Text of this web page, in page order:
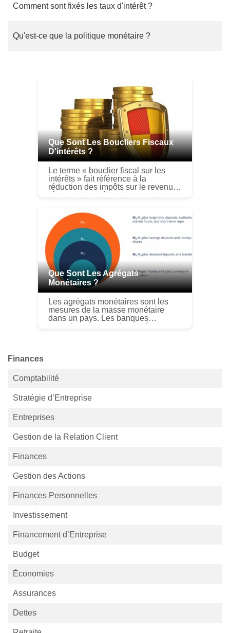
Comment sont fixés les taux d'intérêt ?
Qu'est-ce que la politique monétaire ?
Que Sont Les Boucliers Fiscaux
D'intérêts ?
Le terme « bouclier fiscal sur les
intérêts » fait référence à la
réduction des impôts sur le revenu
résultant des déductions sur le
dune entreprise. Les intérêts s...
Que Sont Les Agrégats
Monétaires ?
Les agrégats monétaires sont les
mesures de la masse monétaire
dans un pays. Les banques
centrales mesurent les agrégats
Finances
Comptabilité
Stratégie d’Entreprise
Entreprises
Gestion de la Relation Client
Finances
Gestion des Actions
Finances Personnelles
Investissement
Financement d’Entreprise
Budget
Économies
Assurances
Dettes